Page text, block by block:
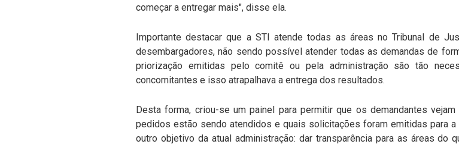
começar a entregar mais", disse ela.
Importante destacar que a STI atende todas as áreas no Tribunal de
desembargadores, não sendo possível atender todas as demandas de
priorização emitidas pelo comitê ou pela administração são tão
concomitantes e isso atrapalhava a entrega dos resultados.
Desta forma, criou-se um painel para permitir que os demandantes
pedidos estão sendo atendidos e quais solicitações foram emitidas para
outro objetivo da atual administração: dar transparência para as áreas